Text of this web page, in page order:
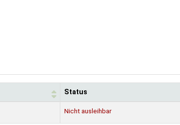
Status
Nicht ausleihbar